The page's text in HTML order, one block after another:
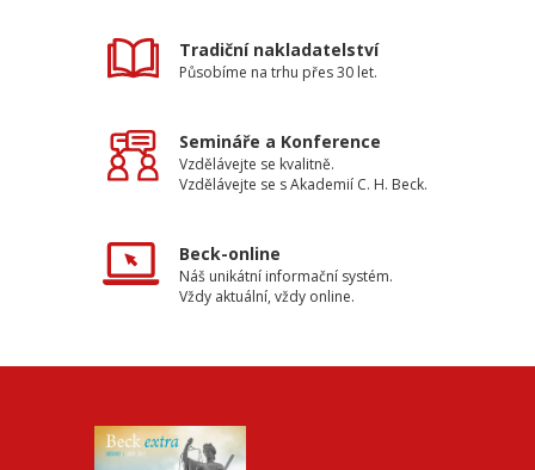
Tradiční nakladatelství
Působíme na trhu přes 30 let.
Semináře a Konference
Vzdělávejte se kvalitně.
Vzdělávejte se s Akademií C. H. Beck.
Beck-online
Náš unikátní informační systém.
Vždy aktuální, vždy online.